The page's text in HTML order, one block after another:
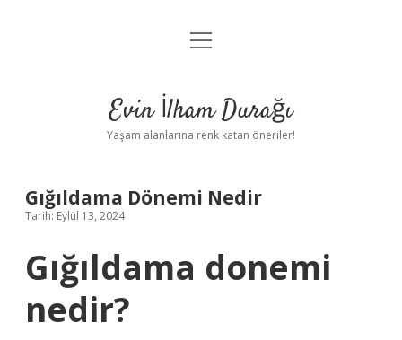
Anasayfa
Yasal Uyarı
menüyü
Evin İlham Durağı
Yaşam alanlarına renk katan öneriler!
Gığıldama Dönemi Nedir
Tarih: Eylül 13, 2024
Gığıldama donemi
nedir?